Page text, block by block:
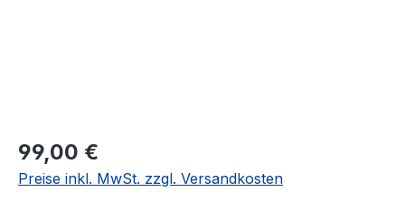
Regulärer Preis:
99,00 €
Preise inkl. MwSt. zzgl. Versandkosten